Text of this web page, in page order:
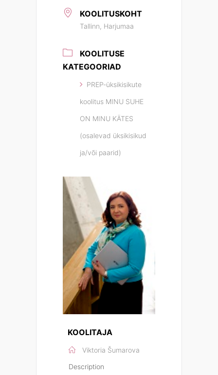
KOOLITUSKOHT
Tallinn, Harjumaa
KOOLITUSE
KATEGOORIAD
PREP-üksikisikute
koolitus MINU SUHE
ON MINU KÄTES
(osalevad üksikisikud
ja/või paarid)
KOOLITAJA
Viktoria Šumarova
Description